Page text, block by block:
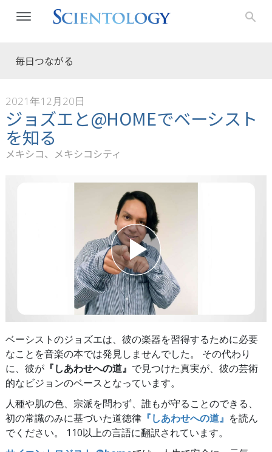
毎日つながる
2021年12月20日
ジョズエと@HOMEでベーシスト
を知る
メキシコ、メキシコシティ
ベーシストのジョズエは、彼の楽器を習得するために必要
なことを音楽の本では発見しませんでした。 その代わり
に、彼が 『しあわせへの道』 で見つけた真実が、彼の芸術
的なビジョンのベースとなっています。
人種や肌の色、宗派を問わず、誰もが守ることのできる、
初の常識のみに基づいた道徳律 『しあわせへの道』 を読ん
でください。 110以上の言語に翻訳されています。